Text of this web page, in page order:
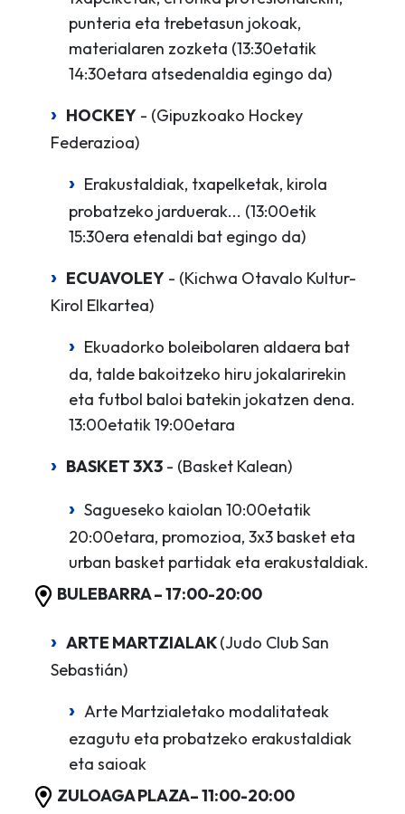
punteria eta trebetasun jokoak,
materialaren zozketa (13:30etatik
14:30etara atsedenaldia egingo da)
HOCKEY - (Gipuzkoako Hockey
Federazioa)
Erakustaldiak, txapelketak, kirola
probatzeko jarduerak... (13:00etik
15:30era etenaldi bat egingo da)
ECUAVOLEY - (Kichwa Otavalo Kultur-
Kirol Elkartea)
Ekuadorko boleibolaren aldaera bat
da, talde bakoitzeko hiru jokalarirekin
eta futbol baloi batekin jokatzen dena.
13:00etatik 19:00etara
BASKET 3X3 - (Basket Kalean)
Sagueseko kaiolan 10:00etatik
20:00etara, promozioa, 3x3 basket eta
urban basket partidak eta erakustaldiak.
BULEBARRA – 17:00-20:00
ARTE MARTZIALAK(Judo Club San
Sebastián)
Arte Martzialetako modalitateak
ezagutu eta probatzeko erakustaldiak
eta saioak
ZULOAGA PLAZA– 11:00-20:00